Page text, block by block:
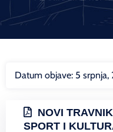
Datum objave: 5 srpnja,
NOVI
SPORT I